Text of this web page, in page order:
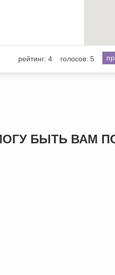
рейтинг: 4 голосов: 5
БЫТЬ ВАМ